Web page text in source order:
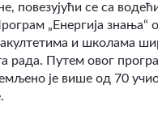
повезујући се са
„Енергија знања“
и школама
рада. Путем овог
је више од 70